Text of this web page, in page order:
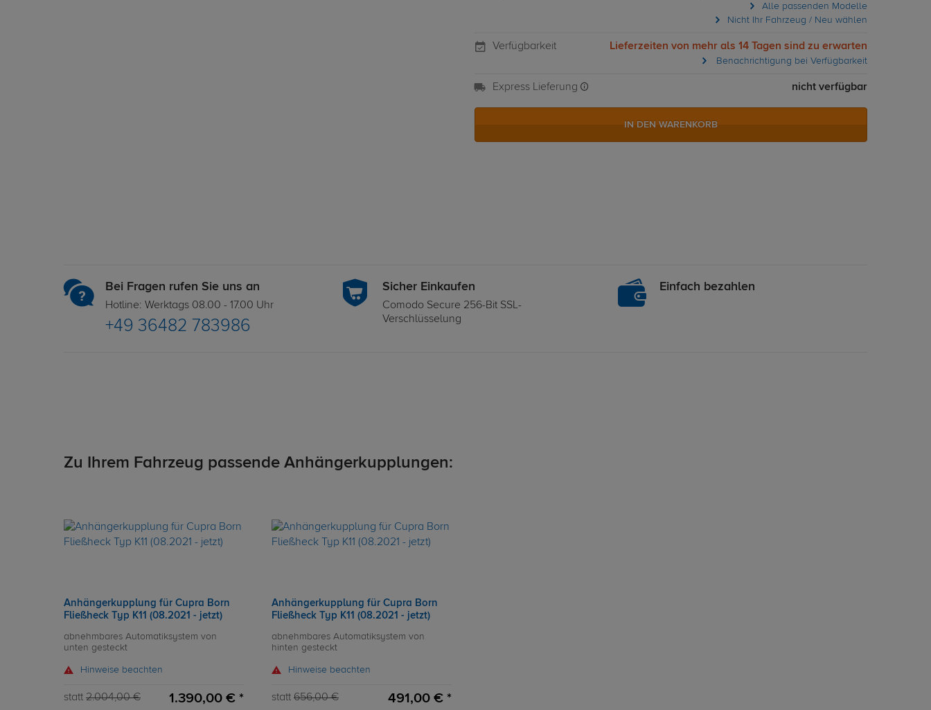
Alle passenden Modelle
Nicht Ihr Fahrzeug / Neu wählen
Verfügbarkeit Lieferzeiten von mehr als 14 Tagen sind zu erwarten
Benachrichtigung bei Verfügbarkeit
Express Lieferung nicht verfügbar
IN DEN WARENKORB
Bei Fragen rufen Sie uns an
Hotline: Werktags 08.00 - 17.00 Uhr
+49 36482 783986
Sicher Einkaufen
Comodo Secure 256-Bit SSL-
Verschlüsselung
Einfach bezahlen
Zu Ihrem Fahrzeug passende Anhängerkupplungen:
Anhängerkupplung für Cupra Born
Fließheck Typ K11 (08.2021 - jetzt)
abnehmbares Automatiksystem von
unten gesteckt
Hinweise beachten
statt 2.004,00 € 1.390,00 € *
Anhängerkupplung für Cupra Born
Fließheck Typ K11 (08.2021 - jetzt)
abnehmbares Automatiksystem von
hinten gesteckt
Hinweise beachten
statt 656,00 € 491,00 € *